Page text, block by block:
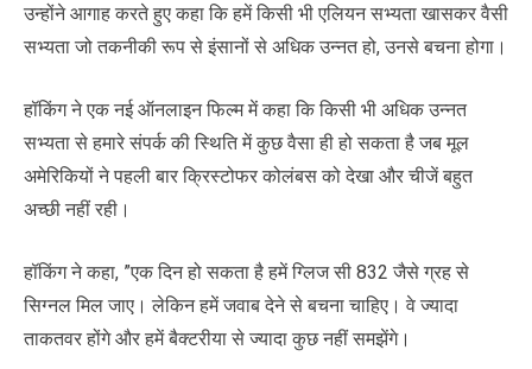
उन्होंने आगाह करते हुए कहा कि हमें किसी भी एलियन सभ्यता खासकर वैसी
सभ्यता जो तकनीकी रूप से इंसानों से अधिक उन्नत हो, उनसे बचना होगा।
हॉकिंग ने एक नई ऑनलाइन फिल्म में कहा कि किसी भी अधिक उन्नत
सभ्यता से हमारे संपर्क की स्थिति में कुछ वैसा ही हो सकता है जब मूल
अमेरिकियों ने पहली बार क्रिस्टोफर कोलंबस को देखा और चीजें बहुत
अच्छी नहीं रही।
हॉकिंग ने कहा, ”एक दिन हो सकता है हमें ग्लिज सी 832 जैसे ग्रह से
सिग्‍नल मिल जाए। लेकिन हमें जवाब देने से बचना चाहिए। वे ज्‍यादा
ताकतवर होंगे और हमें बै‍क्‍टरीया से ज्‍यादा कुछ नहीं समझेंगे।